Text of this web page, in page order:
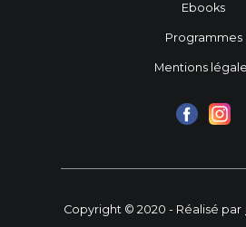
Ebooks
Programmes
Mentions
Copyright © 2020 - Réalisé par